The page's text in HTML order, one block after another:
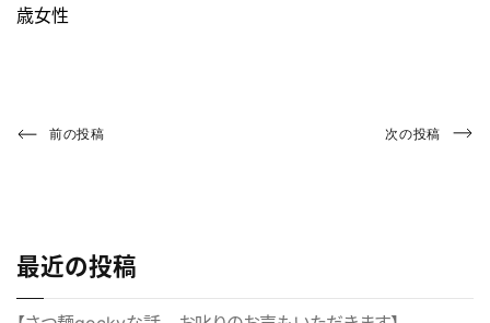
歳女性
投
ゲ
ー
Previous
前の投稿
Next
次の投稿
最近の投稿